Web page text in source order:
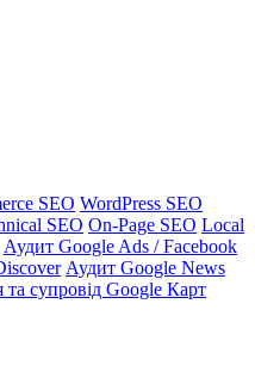
SEO WordPress SEO
SEO On-Page SEO Local
Аудит Google Ads / Facebook
Аудит Google News
супровід Google Карт